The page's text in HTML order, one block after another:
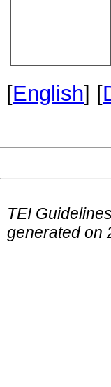
[English] [
TEI Guidelines
generated on